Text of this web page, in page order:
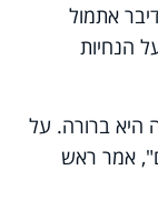
אתמול
הנחיות
היא ברורה. על
אמר ראש